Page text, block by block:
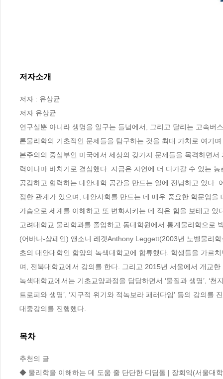
저자소개
저자 : 유상균
저자 유상균
연구실뿐 아니라 생명을 일구는 들녘에서, 그리고 달리는 고속버
론물리학의 기초적인 문제들을 탐구하는 것을 최대 가치로 여기
본주의의 중심부인 미국에서 세상의 갖가지 문제들을 목격하면
력이나마 바치기로 결심했다. 지금은 자연에 더 다가갈 수 있는
공감하고 협력하는 대안대학 공간을 만드는 일에 전념하고 있다.
접한 관계가 있으며, 대안사회를 만드는 데 매우 중요한 학문임
가슴으로 세계를 이해하고 또 변화시키는 데 작은 힘을 보태고 있
고려대학교 물리학과를 졸업하고 동대학원에서 통계물리학으로
(어바나-샴페인) 앤소니 레겟Anthony Leggett(2003년 노벨물리
초의 대안대학인 함양의 녹색대학교에 합류했다. 학생들을 가르
며, 전북대학교에서 강의를 한다. 그리고 2015년 서울에서 개교
녹색대학교에서는 기초교양과정을 담당하면서 ‘물질과 생명’, ‘천
트로피와 생명’, ‘지구적 위기와 적녹보라 패러다임’ 등의 강의를
대중강의를 진행했다.
목차
추천의 글
◆ 물리학을 이해하는 데 도움 줄 단단한 디딤돌 | 장회익(서울대